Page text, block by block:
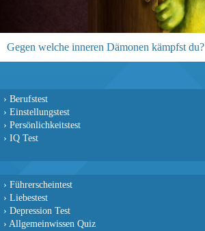
Gegen welche inneren Dämonen kämpfst du?
› Berufstest
› Einstellungstest
› Persönlichkeitstest
› IQ Test
› Führerscheintest
› Liebestest
› Depression Test
› Allgemeinwissen Quiz